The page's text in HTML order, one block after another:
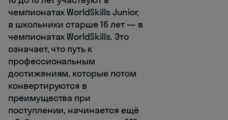
чемпионатах WorldSkills Junior,
а школьники старше 16 лет — в
чемпионатах WorldSkills. Это
означает, что путь к
профессиональным
достижениям, которые потом
конвертируются в
преимущества при
поступлении, начинается ещё